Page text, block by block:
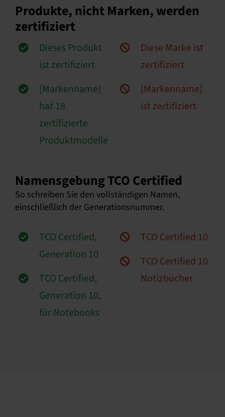
Produkte, nicht Marken, werden
zertifiziert
Dieses Produkt
ist zertifiziert
[Markenname]
hat 18
zertifizierte
Produktmodelle
Diese Marke ist
zertifiziert
[Markenname]
ist zertifiziert
Namensgebung TCO Certified
So schreiben Sie den vollständigen Namen,
einschließlich der Generationsnummer.
TCO Certified,
Generation 10
TCO Certified,
Generation 10,
für Notebooks
TCO Certified 10
TCO Certified 10
Notizbücher